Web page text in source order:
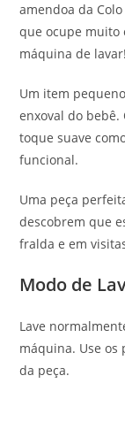
amendoa da
que ocupe muito
máquina de lavar!
Um item
enxoval do bebê.
toque suave
funcional.
Uma peça
descobrem que
fralda e em
Modo de
Lave
máquina. Use os
da peça.